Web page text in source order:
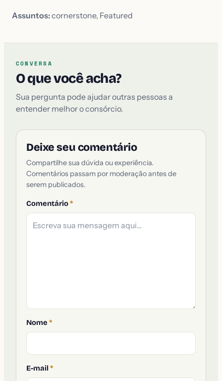
Assuntos:cornerstone, Featured
CONVERSA
O que você acha?
Sua pergunta pode ajudar outras pessoas a
entender melhor o consórcio.
Deixe seu comentário
Compartilhe sua dúvida ou experiência.
Comentários passam por moderação antes de
serem publicados.
Comentário*
Nome *
E-mail *